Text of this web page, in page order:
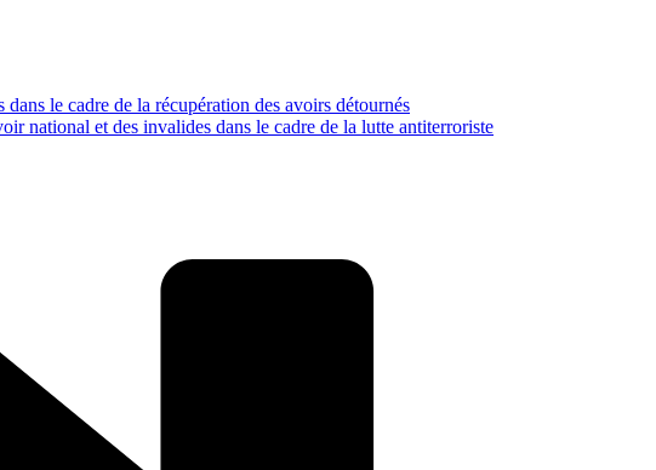
le cadre de la récupération des avoirs détournés
national et des invalides dans le cadre de la lutte antiterroriste